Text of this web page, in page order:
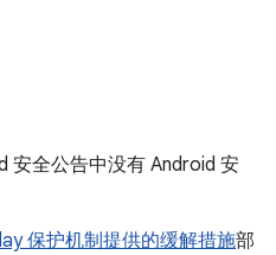
安全公告中没有 Android 安
保护机制提供的缓解措施部